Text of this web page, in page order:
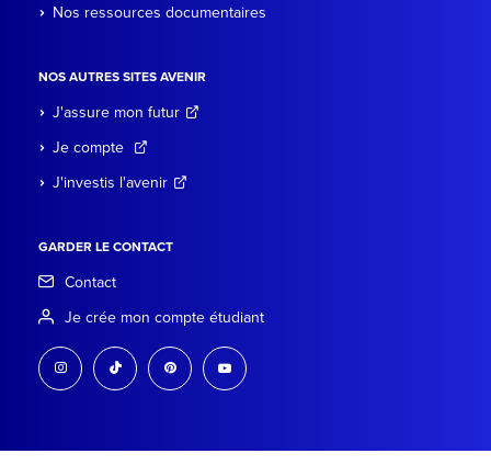
Nos ressources documentaires
NOS AUTRES SITES AVENIR
J'assure mon futur
Je compte
J'investis l'avenir
GARDER LE CONTACT
Contact
Je crée mon compte étudiant
instagram tiktok pinterest youtube